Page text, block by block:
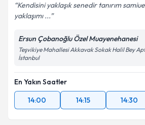
Kendisini yaklaşık senedir tanırım
yaklaşımı ...
Ersun Çobanoğlu Özel Muayenehanesi
Teşvikiye Mahallesi Akkavak Sokak Halil Bey
İstanbul
En Yakın Saatler
14:00
14:15 14:30